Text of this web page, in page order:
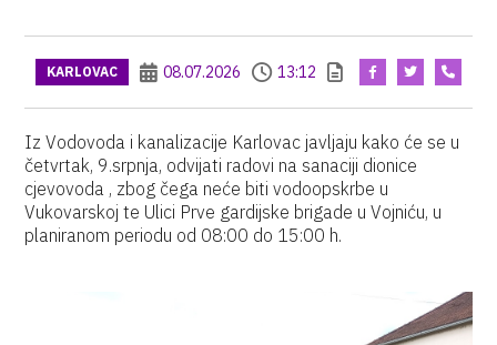
KARLOVAC 08.07.2026 13:12
Iz Vodovoda i kanalizacije Karlovac javljaju kako će se u
četvrtak, 9.srpnja, odvijati radovi na sanaciji dionice
cjevovoda , zbog čega neće biti vodoopskrbe u
Vukovarskoj te Ulici Prve gardijske brigade u Vojniću, u
planiranom periodu od 08:00 do 15:00 h.